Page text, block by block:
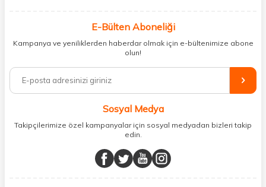
kişisel bakım hem de takviye edici gıda ürünlerini sizlerle
buluşturuyoruz. Artık mağaza mağaza dolaşmanıza gerek yok;
ihtiyacınız olan her şeyi tek bir çatı altında topluyor ve kapınıza kadar
%100 orijinal kozmetik ve sağlık ürünleriyle güzelliğinizi tamamlayabilir,
vücudunuzu desteklemek için güvenilir takviye edici gıdalara
minerallere kadar binlerce ürünü uygun fiyat ve hızlı kargo avantajıyla
sunuyoruz.
buluşturuyor ve online alışveriş deneyiminizi en iyi hale getiriyoruz.
Sağlık, güzellik ve iyi yaşam için aradığınız her şey burada!
E-Bülten Aboneliği
Kampanya ve yeniliklerden haberdar olmak için e-bültenimize abone
olun!
Sosyal Medya
Takipçilerimize özel kampanyalar için sosyal medyadan bizleri takip
edin.